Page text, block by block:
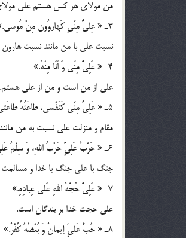
من مولای هر كس هستم علی
3ـ « عِلیٌّ مِنّیِ كَهاروُون مِنْ مُوسی.»
نسبت علی با من مانند نسبت
4ـ « عَلِیٌّ مِنّی وَ اَنَا مِنْهُ.»
علی از من است و من از علی هستم.
5ـ « عَلِیٌّ مِنّی كَنَفْسی، طاعَتُهُ طاعَتی وَ مَعْصِیَتُهُ مَعْصِیَتی.»
مقام و منزلت علی نسبت به من
6ـ « حَرْبُ عَلِیٍّ حَرْبُ اللهِ، وَ سِلْمُ عَلِیٍّ سِلْمُ الله.»
جنگ با علی جنگ با خدا و مسالمت
7ـ « عَلِیٌّ حُجَّهُ اللهِ عَلی عِبادِهِ.»
علی حجت خدا بر بندگان است.
8ـ « حُبُّ عَلیٍّ إیمانٌ وَ بُعْضُهُ كُفْرٌ.»